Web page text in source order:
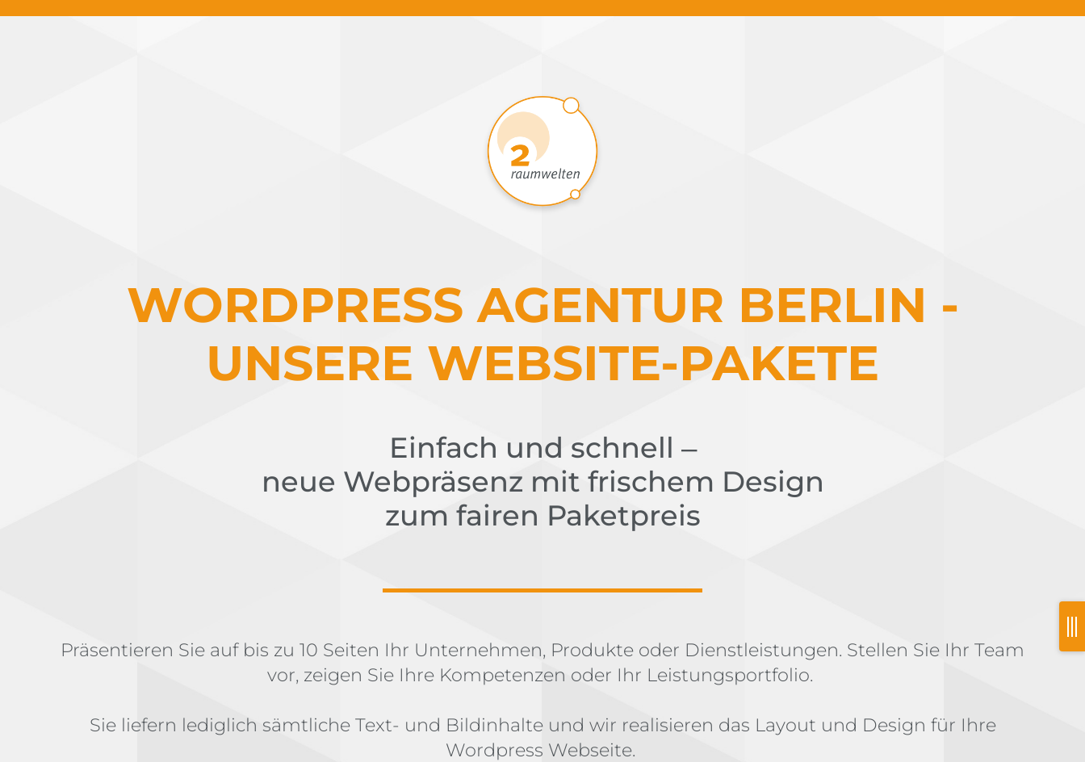
WORDPRESS AGENTUR BERLIN -
UNSERE WEBSITE-PAKETE
Einfach und schnell ‒
neue Webpräsenz mit frischem Design
zum fairen Paketpreis
Präsentieren Sie auf bis zu 10 Seiten Ihr Unternehmen, Produkte oder Dienstleistungen. Stellen Sie Ihr Team
vor, zeigen Sie Ihre Kompetenzen oder Ihr Leistungsportfolio.
Sie liefern lediglich sämtliche Text- und Bildinhalte und wir realisieren das Layout und Design für Ihre
Wordpress Webseite.